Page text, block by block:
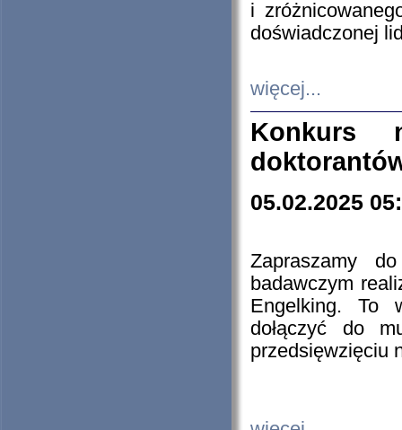
i
doświadczonej
więcej...
Konkurs
05.02.2025
Zapraszamy
badawczym
Engelking. To
dołączyć do
przedsięwzięciu